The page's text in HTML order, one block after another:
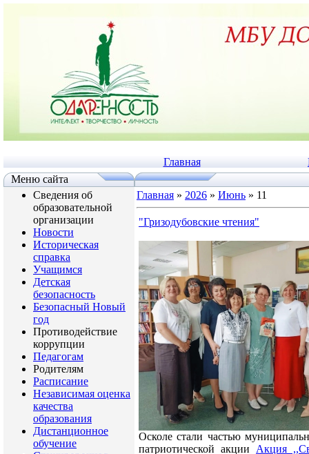
Главная
Меню сайта
Сведения об
образовательной
организации
Новости
Историческая
справка
Учащимся
Детская
безопасность
Безопасный Новый
год
Противодействие
коррупции
Педагогам
Родителям
Расписание
Независимая оценка
качества
образования
Дистанционное
обучение
Главная » 2026 » Июнь » 11
"Гризодубовские чтения"
Осколе стали частью
патриотической акции Акция